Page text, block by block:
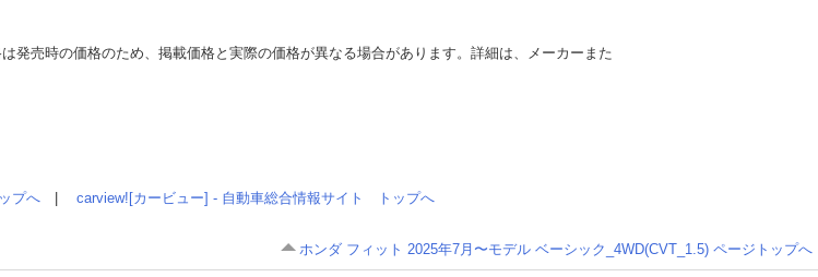
売時の価格のため、掲載価格と実際の価格が異なる場合があります。詳細は、メーカーまた
プへ carview![カービュー] - 自動車総合情報サイト トップへ
ホンダ フィット 2025年7月〜モデル ベーシック_4WD(CVT_1.5) ページトップへ